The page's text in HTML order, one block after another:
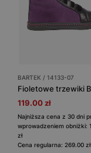
BARTEK / 14133-07
119.00 zł
Najniższa cena z 30 dni
wprowadzeniem obniżki:
zł
Cena regularna: 269.00 zł